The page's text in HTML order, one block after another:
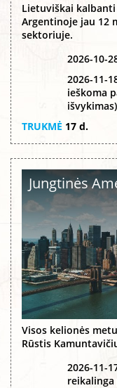
Lietuviškai
Argentinoje jau 12
sektoriuje.
2026-10-
2026-11-
ieškoma
išvykimas)
TRUKMĖ 17 d.
Jungtinės
Visos kelionės
Rūstis
2026-11-